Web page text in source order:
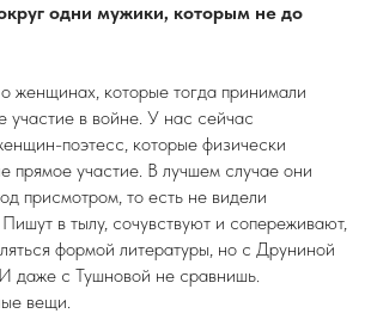
одни мужики, которым не до
женщинах, которые тогда принимали
участие в войне. У нас сейчас
поэтесс, которые физически
прямое участие. В лучшем случае они
присмотром, то есть не видели
в тылу, сочувствуют и сопереживают,
формой литературы, но с Друниной
даже с Тушновой не сравнишь.
вещи.